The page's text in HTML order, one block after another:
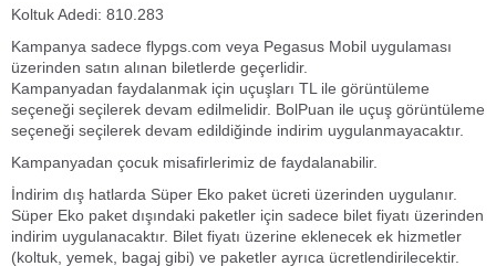
Koltuk Adedi: 810.283
Kampanya sadece flypgs.com veya Pegasus Mobil uygulaması
üzerinden satın alınan biletlerde geçerlidir.
Kampanyadan faydalanmak için uçuşları TL ile görüntüleme
seçeneği seçilerek devam edilmelidir. BolPuan ile uçuş görüntüleme
seçeneği seçilerek devam edildiğinde indirim uygulanmayacaktır.
Kampanyadan çocuk misafirlerimiz de faydalanabilir.
İndirim dış hatlarda Süper Eko paket ücreti üzerinden uygulanır.
Süper Eko paket dışındaki paketler için sadece bilet fiyatı üzerinden
indirim uygulanacaktır. Bilet fiyatı üzerine eklenecek ek hizmetler
(koltuk, yemek, bagaj gibi) ve paketler ayrıca ücretlendirilecektir.